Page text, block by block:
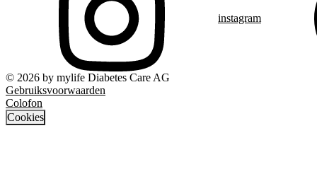
instagram
© 2026 by mylife Diabetes Care AG
Gebruiksvoorwaarden
Colofon
Cookies